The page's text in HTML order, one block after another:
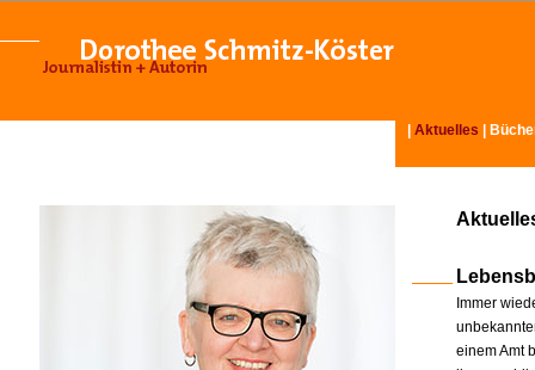
Aktuelles
Immer
einem Amt